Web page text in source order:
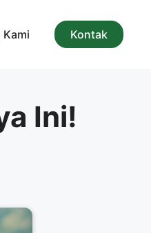
Kontak
Ini!